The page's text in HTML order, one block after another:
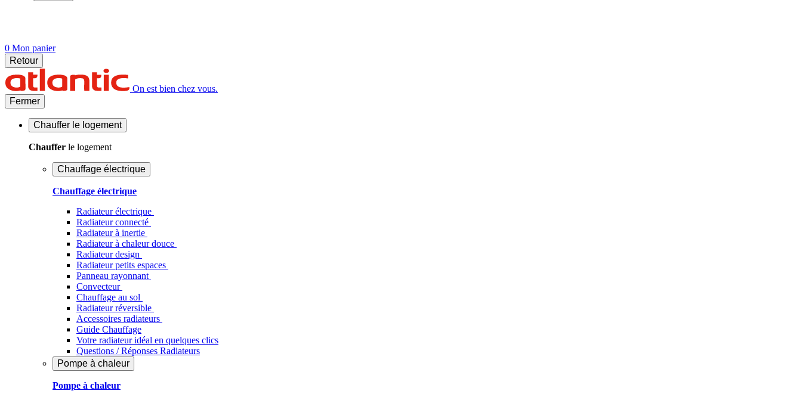
0 Mon panier
Retour
On est bien chez vous.
Fermer
Chauffer le logement
Chauffer le logement
Chauffage électrique
Chauffage électrique
Radiateur électrique
Radiateur connecté
Radiateur à inertie
Radiateur à chaleur douce
Radiateur design
Radiateur petits espaces
Panneau rayonnant
Convecteur
Chauffage au sol
Radiateur réversible
Accessoires radiateurs
Guide Chauffage
Votre radiateur idéal en quelques clics
Questions / Réponses Radiateurs
Pompe à chaleur
Pompe à chaleur